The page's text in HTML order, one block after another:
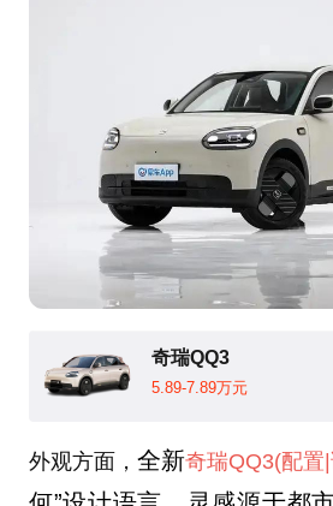
奇瑞QQ3
5.89-7.89万元
外观方面， 全新奇瑞QQ3(配置